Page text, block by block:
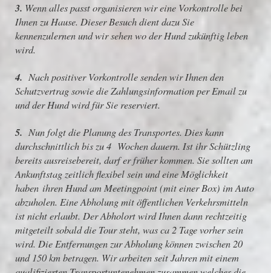
3. Wenn alles passt organisieren wir eine Vorkontrolle bei
Ihnen zu Hause. Dieser Besuch dient dazu Sie
kennenzulernen und wir sehen wo der Hund zukünftig leben
wird.
4. Nach positiver Vorkontrolle senden wir Ihnen den
Schutzvertrag sowie die Zahlungsinformation per Email zu
und der Hund wird für Sie reserviert.
5. Nun folgt die Planung des Transportes. Dies kann
durchschnittlich bis zu 4 Wochen dauern. Ist ihr Schützling
bereits ausreisebereit, darf er früher kommen. Sie sollten am
Ankunftstag zeitlich flexibel sein und eine Möglichkeit
haben ihren Hund am Meetingpoint (mit einer Box) im Auto
abzuholen. Eine Abholung mit öffentlichen Verkehrsmitteln
ist nicht erlaubt. Der Abholort wird Ihnen dann rechtzeitig
mitgeteilt sobald die Tour steht, was ca 2 Tage vorher sein
wird. Die Entfernungen zur Abholung können zwischen 20
und 150 km betragen. Wir arbeiten seit Jahren mit einem